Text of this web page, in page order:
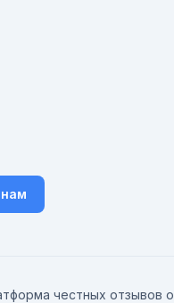
честных отзывов о